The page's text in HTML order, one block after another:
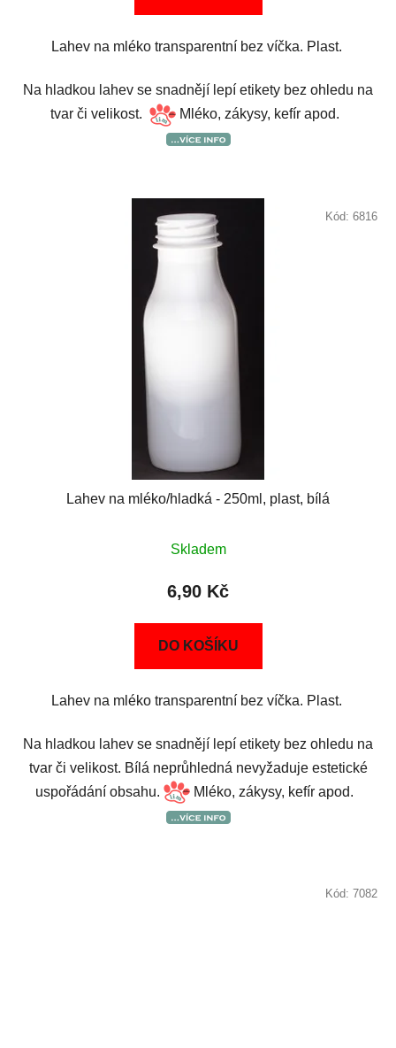
Lahev na mléko transparentní bez víčka. Plast.
Na hladkou lahev se snadnějí lepí etikety bez ohledu na
tvar či velikost.
Mléko, zákysy, kefír apod.
Lahev na mléko/hladká - 250ml, plast, bílá
Skladem
6,90 Kč
DO KOŠÍKU
Lahev na mléko transparentní bez víčka. Plast.
Na hladkou lahev se snadnějí lepí etikety bez ohledu na
tvar či velikost. Bílá neprůhledná nevyžaduje estetické
uspořádání obsahu.
Mléko, zákysy, kefír apod.
Kód: 6816
Kód: 7082